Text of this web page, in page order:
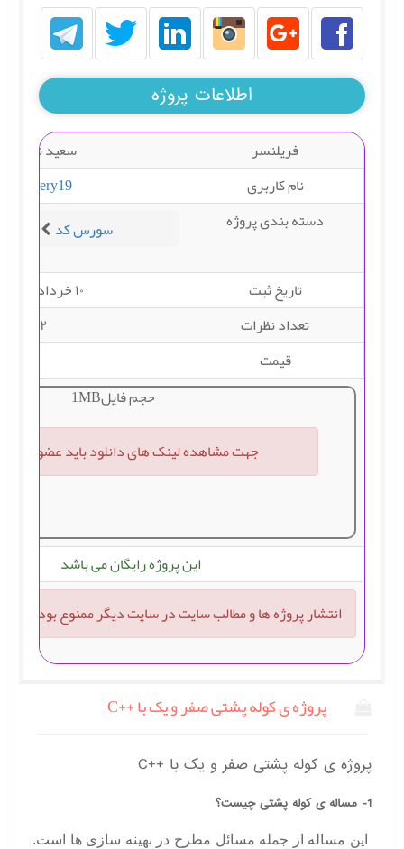
اطلاعات پروژه
فریلنسر
سعید نادری
نام کاربری
snadery19
دسته بندی پروژه
سورس کد
تاریخ ثبت
۱۰ خرداد ۱۳۹۵
تعداد نظرات
۲
قیمت
حجم فایل1MB
جهت مشاهده لینک های دانلود باید عضو
این پروژه رایگان می باشد
انتشار پروژه ها و مطالب سایت در سایت دیگر ممنوع بوده و
پروژه ی کوله پشتی صفر و یک با ++C
پروژه ی کوله پشتی صفر و یک با ++C
1- مساله ی کوله پشتی چیست؟
این مساله از جمله مسائل مطرح در بهینه سازی ها است.